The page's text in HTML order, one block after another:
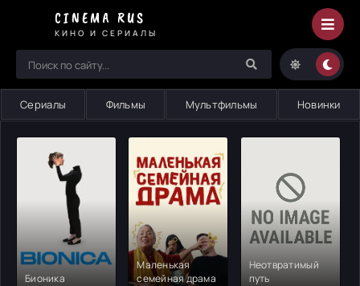
Фильмы
смотрите
онлайн
Cinema
Rus
CINEMA RUS
КИНО И СЕРИАЛЫ
Сериалы Фильмы Мультфильмы Новинки
Бионика
Маленькая
семейная драма
Неотвратимый
путь